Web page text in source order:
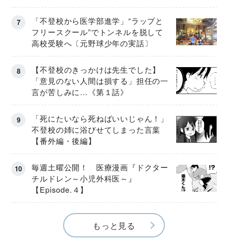
「不登校から医学部進学」“ラップと
フリースクール”でトンネルを脱して
高校受験へ〔元野球少年の実話〕
【不登校のきっかけは先生でした】
「意見のない人間は損する」担任の一
言が苦しみに…《第１話》
「死にたいなら死ねばいいじゃん！」
不登校の姉に浴びせてしまった言葉
【番外編・後編】
毎週土曜公開！ 医療漫画『ドクター
チルドレン～小児外科医～』
【Episode.４】
もっと見る